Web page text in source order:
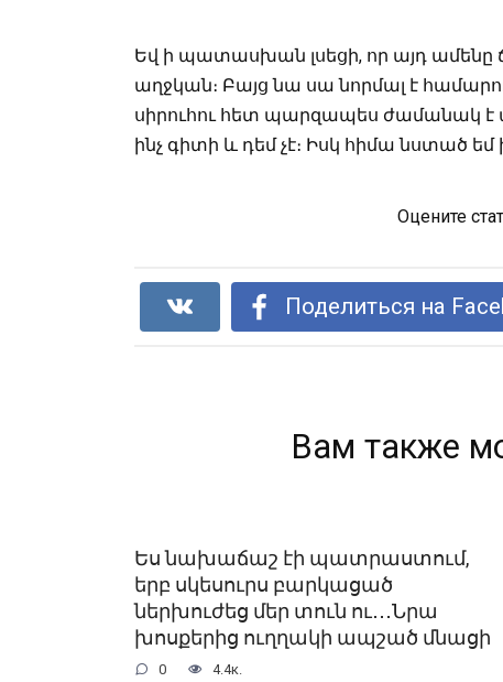
Եվ ի պատասխան լսեցի, որ այդ ամենը
աղջկան։ Բայց նա սա նորմալ է
սիրուհու հետ պարզապես ժամանակ է
ինչ գիտի և դեմ չէ։ Իսկ հիմա նստած
Оцените
Поделиться на
Вам также
Ես նախաճաշ էի պատրաստում,
երբ սկեսուրս բարկացած
ներխուժեց մեր տուն ու․․․Նրա
խոսքերից ուղղակի ապշած մնացի
0 4.4к.